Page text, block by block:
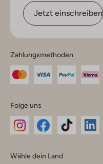
Jetzt einschreiben
Zahlungsmethoden
Folge uns
Wähle dein Land